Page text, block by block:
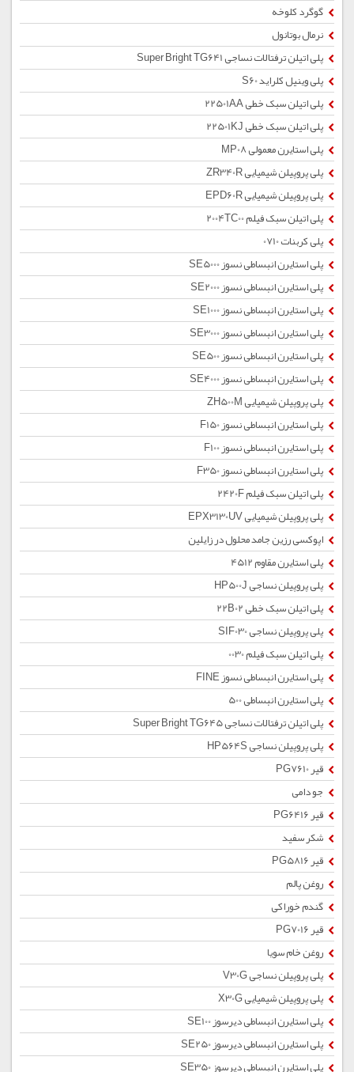
گوگرد کلوخه
نرمال بوتانول
پلی اتیلن ترفتالات نساجی Super Bright TG641
پلی وینیل کلراید S60
پلی اتیلن سبک خطی 22501AA
پلی اتیلن سبک خطی 22501KJ
پلی استایرن معمولی MP08
پلی پروپیلن شیمیایی ZR340R
پلی پروپیلن شیمیایی EPD60R
پلی اتیلن سبک فیلم 2004TC00
پلی کربنات 0710
پلی استایرن انبساطی نسوز SE5000
پلی استایرن انبساطی نسوز SE2000
پلی استایرن انبساطی نسوز SE1000
پلی استایرن انبساطی نسوز SE3000
پلی استایرن انبساطی نسوز SE500
پلی استایرن انبساطی نسوز SE4000
پلی پروپیلن شیمیایی ZH500M
پلی استایرن انبساطی نسوز F150
پلی استایرن انبساطی نسوز F100
پلی استایرن انبساطی نسوز F350
پلی اتیلن سبک فیلم 2420F
پلی پروپیلن شیمیایی EPX3130UV
اپوکسی رزین جامد محلول در زایلین
پلی استایرن مقاوم 4512
پلی پروپیلن نساجی HP500J
پلی اتیلن سبک خطی 22B02
پلی پروپیلن نساجی SIF030
پلی اتیلن سبک فیلم 0030
پلی استایرن انبساطی نسوز FINE
پلی استایرن انبساطی 500
پلی اتیلن ترفتالات نساجی Super Bright TG645
پلی پروپیلن نساجی HP564S
قیر PG7610
جو دامی
قیر PG6416
شکر سفید
قیر PG5816
روغن پالم
گندم خوراکی
قیر PG7016
روغن خام سویا
پلی پروپیلن نساجی V30G
پلی پروپیلن شیمیایی X30G
پلی استایرن انبساطی دیرسوز SE100
پلی استایرن انبساطی دیرسوز SE250
پلی استایرن انبساطی دیرسوز SE350